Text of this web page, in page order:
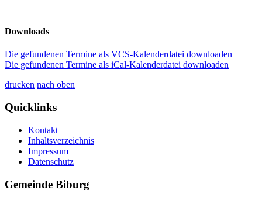
Downloads
Die gefundenen Termine als VCS-Kalenderdatei downloaden
Die gefundenen Termine als iCal-Kalenderdatei downloaden
drucken nach oben
Quicklinks
Kontakt
Inhaltsverzeichnis
Impressum
Datenschutz
Gemeinde Biburg